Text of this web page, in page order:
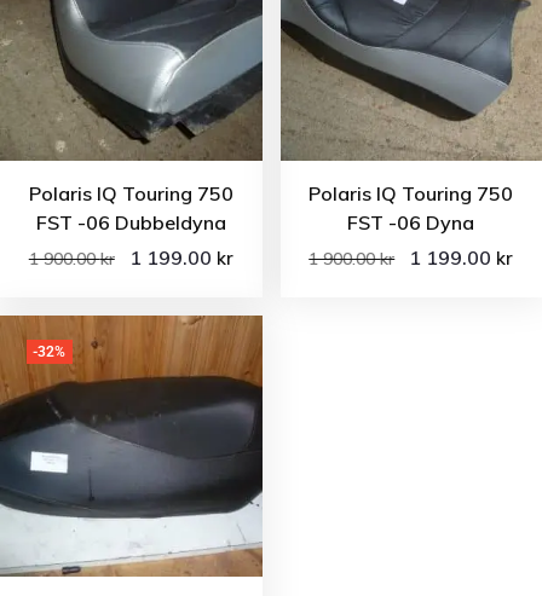
Polaris IQ Touring 750
FST -06 Dubbeldyna
1 900.00kr 1 199.00 kr
Polaris IQ Touring 750
FST -06 Dyna
1 900.00kr 1 199.00 kr
-32%